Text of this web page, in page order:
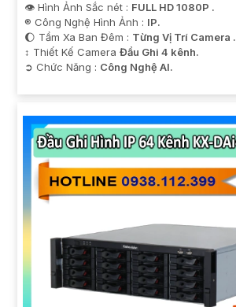
👁 Hình Ảnh Sắc nét : FULL HD 1080P .
®️ Công Nghệ Hình Ảnh : IP.
🌔 Tầm Xa Ban Đêm : Từng Vị Trí Camera .
↕️ Thiết Kế Camera Đầu Ghi 4 kênh.
️➲ Chức Năng : Công Nghệ AI.